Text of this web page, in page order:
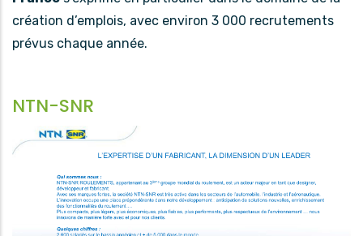
création d’emplois, avec environ 3 000 recrutements
prévus chaque année.
NTN-SNR